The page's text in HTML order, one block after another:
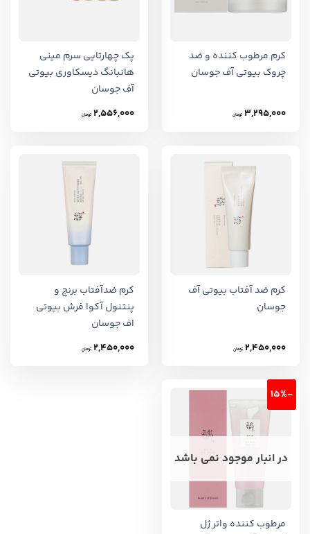
کرم مرطوب کننده و ضد
چروک بیوتی آف جوسان
3,295,000 تومان
پک چهارتایی سرم مینی
هانبانگ دیسکاوری بیوتی
آف جوسان
2,556,000 تومان
کرم ضد آفتاب بیوتی آف
جوسان
2,450,000 تومان
کرم ضدآفتاب برنج و
پنتنول آکوا فرش بیوتی
اف جوسان
2,450,000 تومان
-15%
در انبار موجود نمی باشد
مرطوب کننده واتر ژل